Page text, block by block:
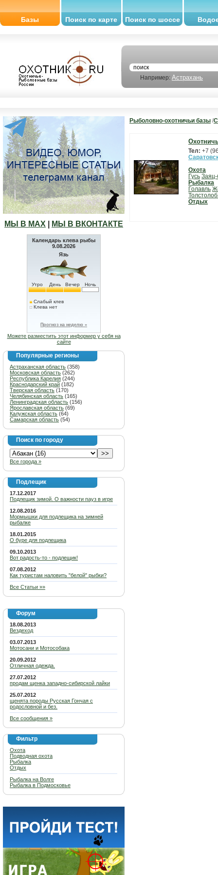
Базы Поиск по карте Поиск по шоссе
Например: Астрахань
МЫ В МАХ МЫ В ВКОНТАКТЕ
Календарь клева рыбы
9.08.2026
Язь
Утро День Вечер Ночь
Слабый клев
Клева нет
Прогноз на неделю »
Можете разместить этот информер у себя на
сайте
Популярные регионы
Астраханская область (358)
Московская область (262)
Республика Карелия (244)
Краснодарский край (182)
Тверская область (170)
Челябинская область (165)
Ленинградская область (156)
Ярославская область (69)
Калужская область (64)
Самарская область (54)
Поиск по городу
Все города »
Подлещик
17.12.2017
Подлещик зимой. О важности пауз в игре
12.08.2016
Мормышки для подлещика на зимней
рыбалке
18.01.2015
О буре для подлещика
09.10.2013
Вот радость-то - подлещик!
07.08.2012
Как туристам наловить "белой" рыбки?
Все Статьи »»
Форум
18.08.2013
Вездеход
03.07.2013
Мотосани и Мотособака
20.09.2012
Отличная одежда.
27.07.2012
продам щенка западно-сибирской лайки
25.07.2012
щенята породы Русская Гончая с
родословной и без.
Все сообщения »
Фильтр
Охота
Подводная охота
Рыбалка
Отдых
Рыбалка на Волге
Рыбалка в Подмосковье
Рыболовно-охотничьи базы /
Тел: +7
Охота
Гусь Заяц-
Рыбалка
Голавль
Отдых